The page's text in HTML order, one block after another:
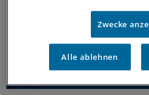
Zwecke
Alle ablehnen